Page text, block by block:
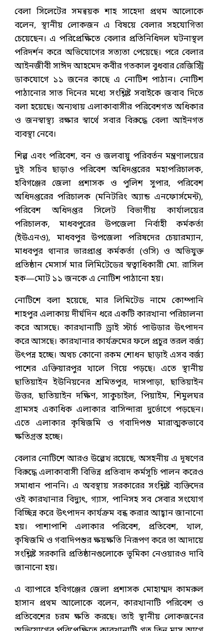
বেলা সিলেটের সমন্বয়ক শাহ সাহেদা প্রথম আলোকে
বলেন, স্থানীয় লোকজন এ বিষয়ে বেলার সহযোগিতা
চেয়েছেন। এ পরিপ্রেক্ষিতে বেলার প্রতিনিধিদল ঘটনাস্থল
পরিদর্শন করে অভিযোগের সত্যতা পেয়েছে। পরে বেলার
আইনজীবী সাঈদ আহমেদ কবীর গতকাল বুধবার রেজিস্ট্রি
ডাকযোগে ১১ জনের কাছে এ নোটিশ পাঠান। নোটিশ
পাঠানোর সাত দিনের মধ্যে সংশ্লিষ্ট সবাইকে জবাব দিতে
বলা হয়েছে। অন্যথায় এলাকাবাসীর পরিবেশগত অধিকার
ও জনস্বাস্থ্য রক্ষার স্বার্থে সবার বিরুদ্ধে বেলা আইনগত
ব্যবস্থা নেবে।
শিল্প এবং পরিবেশ, বন ও জলবায়ু পরিবর্তন মন্ত্রণালয়ের
দুই সচিব ছাড়াও পরিবেশ অধিদপ্তরের মহাপরিচালক,
হবিগঞ্জের জেলা প্রশাসক ও পুলিশ সুপার, পরিবেশ
অধিদপ্তরের পরিচালক (মনিটরিং অ্যান্ড এনফোর্সমেন্ট),
পরিবেশ অধিদপ্তর সিলেট বিভাগীয় কার্যালয়ের
পরিচালক, মাধবপুরের উপজেলা নির্বাহী কর্মকর্তা
(ইউএনও), মাধবপুর উপজেলা পরিষদের চেয়ারম্যান,
মাধবপুর থানার ভারপ্রাপ্ত কর্মকর্তা (ওসি) ও অভিযুক্ত
প্রতিষ্ঠান মেসার্স মার লিমিটেডের স্বত্বাধিকারী মো. রাসিল
হক—মোট ১১ জনকে এ নোটিশ পাঠানো হয়।
নোটিশে বলা হয়েছে, মার লিমিটেড নামে কোম্পানি
শাহপুর এলাকায় দীর্ঘদিন ধরে একটি কারখানা পরিচালনা
করে আসছে। কারখানাটি ড্রাই স্টার্চ পাউডার উৎপাদন
করে আসছে। কারখানার কার্যক্রমের ফলে প্রচুর তরল বর্জ্য
উৎপন্ন হচ্ছে। অথচ কোনো রকম শোধন ছাড়াই এসব বর্জ্য
পাশের এক্তিয়ারপুর খালে গিয়ে পড়ছে। এতে স্থানীয়
ছাতিয়াইন ইউনিয়নের শ্রমিতপুর, দাসপাড়া, ছাতিয়াইন
উত্তর, ছাতিয়াইন দক্ষিণ, সাকুচাইল, পিয়াইম, শিমুলঘর
গ্রামসহ একাধিক এলাকার বাসিন্দারা দুর্ভোগে পড়ছেন।
এতে এলাকার কৃষিজমি ও গবাদিপশু মারাত্মকভাবে
ক্ষতিগ্রস্ত হচ্ছে।
বেলার নোটিশে আরও উল্লেখ রয়েছে, অসহনীয় এ দূষণের
বিরুদ্ধে এলাকাবাসী বিভিন্ন প্রতিবাদ কর্মসূচি পালন করেও
সমাধান পাননি। এ অবস্থায় সরকারের সংশ্লিষ্ট ব্যক্তিদের
ওই কারখানার বিদ্যুৎ, গ্যাস, পানিসহ সব সেবার সংযোগ
বিচ্ছিন্ন করে উৎপাদন কার্যক্রম বন্ধ করার আহ্বান জানানো
হয়। পাশাপাশি এলাকার পরিবেশ, প্রতিবেশ, খাল,
কৃষিজমি ও গবাদিপশুর ক্ষয়ক্ষতি নিরূপণ করে তা আদায়ে
সংশ্লিষ্ট সরকারি প্রতিষ্ঠানগুলোকে ভূমিকা নেওয়ারও দাবি
জানানো হয়।
এ ব্যাপারে হবিগঞ্জের জেলা প্রশাসক মোহাম্মদ কামরুল
হাসান প্রথম আলোকে বলেন, কারখানাটি পরিবেশ ও
প্রতিবেশের চরম ক্ষতি করছে। তাই স্থানীয় লোকজনের